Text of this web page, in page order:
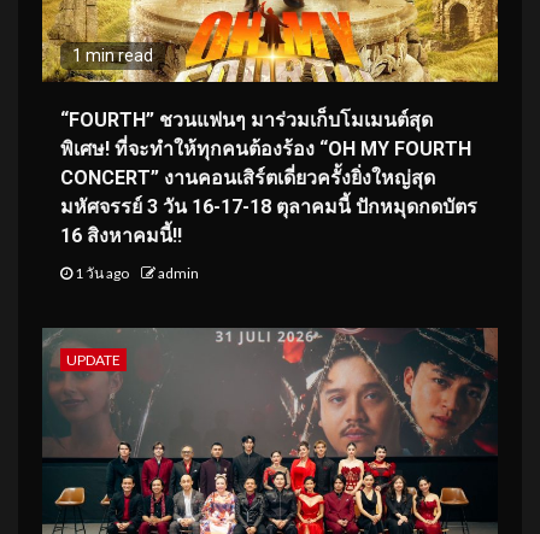
1 min read
“FOURTH” ชวนแฟนๆ มาร่วมเก็บโมเมนต์สุด
พิเศษ! ที่จะทำให้ทุกคนต้องร้อง “OH MY FOURTH
CONCERT” งานคอนเสิร์ตเดี่ยวครั้งยิ่งใหญ่สุด
มหัศจรรย์ 3 วัน 16-17-18 ตุลาคมนี้ ปักหมุดกดบัตร
16 สิงหาคมนี้!!
1 วัน ago admin
UPDATE